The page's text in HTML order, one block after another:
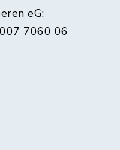
eG:
7060 06